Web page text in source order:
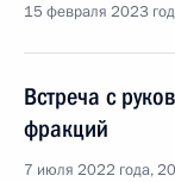
15 февраля 2023
Встреча с
фракций
7 июля 2022 года,